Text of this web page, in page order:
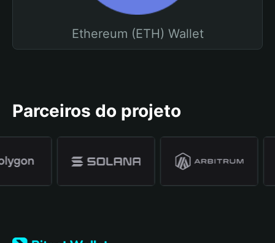
Ethereum (ETH) Wallet
Parceiros do projeto